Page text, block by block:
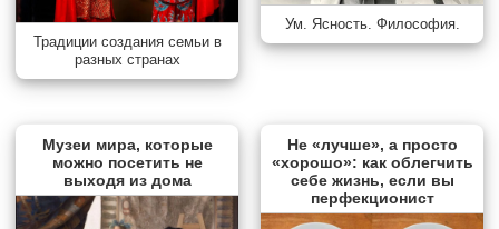
Традиции создания семьи в
разных странах
Ум. Ясность. Философия.
Музеи мира, которые
можно посетить не
выходя из дома
Не «лучше», а просто
«хорошо»: как облегчить
себе жизнь, если вы
перфекционист